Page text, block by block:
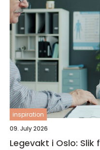
inspiration
09. July 2026
Legevakt i Oslo: